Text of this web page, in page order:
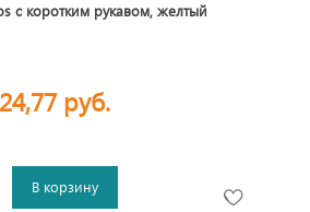
с коротким рукавом, желтый
руб.
В корзину